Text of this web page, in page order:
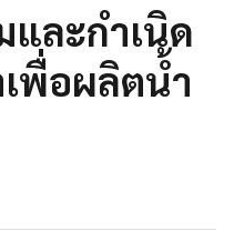
และกำเนิด
พื่อผลิตน้ำ